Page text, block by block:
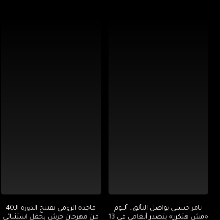
تامر حسني يواصل التألق.. ألبوم
«مش هتكرر» يتصدر أنغامي في 13
ماجدة الرومي تفتتح الدورة الـ40
من مهرجان جرش بحفل استثنائي